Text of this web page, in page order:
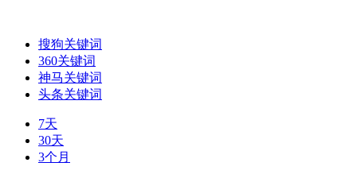
搜狗关键词
360关键词
神马关键词
头条关键词
7天
30天
3个月